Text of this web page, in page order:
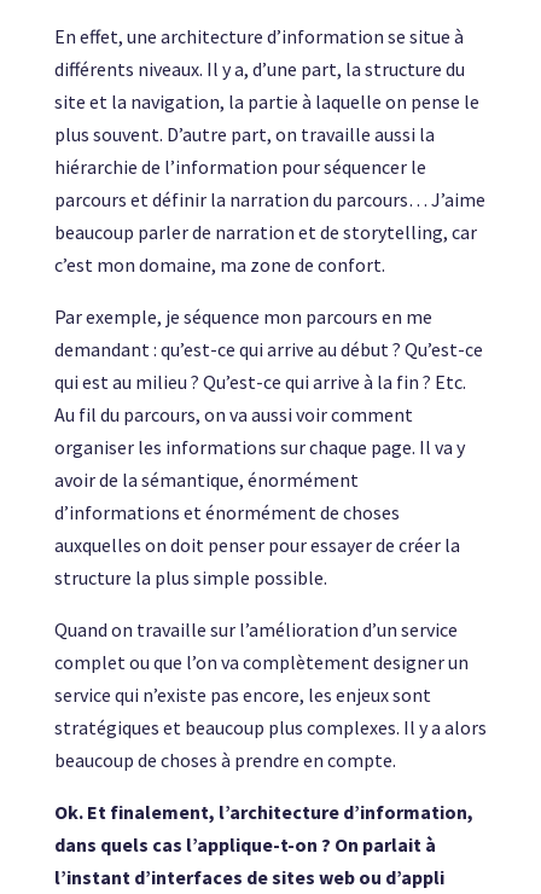
En effet, une architecture d’information se situe à
différents niveaux. Il y a, d’une part, la structure du
site et la navigation, la partie à laquelle on pense le
plus souvent. D’autre part, on travaille aussi la
hiérarchie de l’information pour séquencer le
parcours et définir la narration du parcours… J’aime
beaucoup parler de narration et de storytelling, car
c’est mon domaine, ma zone de confort.
Par exemple, je séquence mon parcours en me
demandant : qu’est-ce qui arrive au début ? Qu’est-ce
qui est au milieu ? Qu’est-ce qui arrive à la fin ? Etc.
Au fil du parcours, on va aussi voir comment
organiser les informations sur chaque page. Il va y
avoir de la sémantique, énormément
d’informations et énormément de choses
auxquelles on doit penser pour essayer de créer la
structure la plus simple possible.
Quand on travaille sur l’amélioration d’un service
complet ou que l’on va complètement designer un
service qui n’existe pas encore, les enjeux sont
stratégiques et beaucoup plus complexes. Il y a alors
beaucoup de choses à prendre en compte.
Ok. Et finalement, l’architecture d’information,
dans quels cas l’applique-t-on ? On parlait à
l’instant d’interfaces de sites web ou d’appli